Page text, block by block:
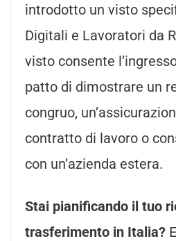
introdotto un visto
Digitali e Lavoratori da
visto consente
patto di dimostrare un
congruo,
contratto di lavoro o
con un’azienda estera.
Stai pianificando il tuo
trasferimento in Italia?